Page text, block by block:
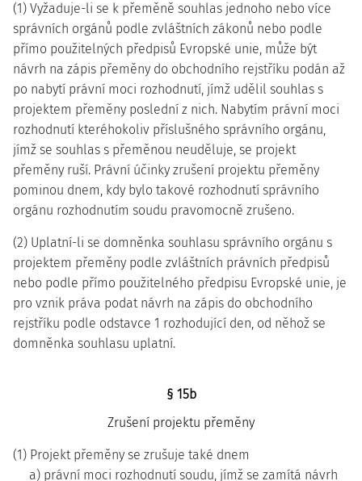
(1) Vyžaduje-li se k přeměně souhlas jednoho nebo více
správních orgánů podle zvláštních zákonů nebo podle
přímo použitelných předpisů Evropské unie, může být
návrh na zápis přeměny do obchodního rejstříku podán až
po nabytí právní moci rozhodnutí, jímž udělil souhlas s
projektem přeměny poslední z nich. Nabytím právní moci
rozhodnutí kteréhokoliv příslušného správního orgánu,
jímž se souhlas s přeměnou neuděluje, se projekt
přeměny ruší. Právní účinky zrušení projektu přeměny
pominou dnem, kdy bylo takové rozhodnutí správního
orgánu rozhodnutím soudu pravomocně zrušeno.
(2) Uplatní-li se domněnka souhlasu správního orgánu s
projektem přeměny podle zvláštních právních předpisů
nebo podle přímo použitelného předpisu Evropské unie, je
pro vznik práva podat návrh na zápis do obchodního
rejstříku podle odstavce 1 rozhodující den, od něhož se
domněnka souhlasu uplatní.
§ 15b
Zrušení projektu přeměny
(1) Projekt přeměny se zrušuje také dnem
a) právní moci rozhodnutí soudu, jímž se zamítá návrh